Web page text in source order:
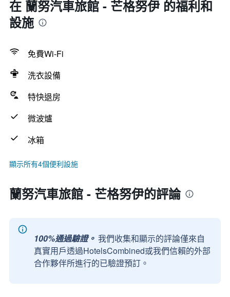
在 蘭努汽車旅館 - 芒格努伊 的福利和
設施
免費Wi-Fi
洗衣設備
特快退房
微波爐
冰箱
顯示所有4個便利設施
蘭努汽車旅館 - 芒格努伊的評論
100%通過驗證。 我們收集和顯示的評論僅來自
真實用戶透過HotelsCombined或我們信賴的外部
合作夥伴所進行的已驗證預訂。